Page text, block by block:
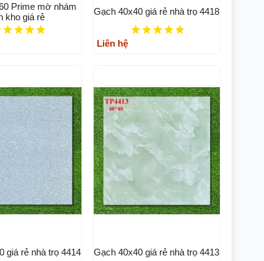
Prime mờ nhám
kho giá rẻ
Gạch 40x40 giá rẻ nhà trọ 4418
Liên hệ
giá rẻ nhà trọ 4414 Gạch 40x40 giá rẻ nhà trọ 4413